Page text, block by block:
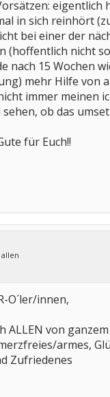
eigentlich
in sich reinhört
bei einer der
(hoffentlich nicht
nach 15 Wochen
mehr Hilfe von
immer meinen
sehen, ob das
für Euch!!
O´ler/innen,
ALLEN von
armes,
Zufriedenes